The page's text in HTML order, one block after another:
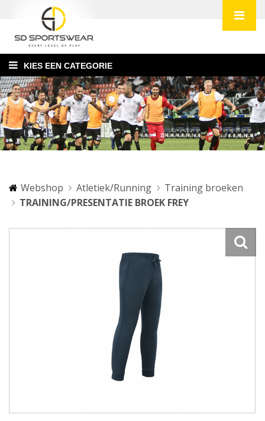
KIES EEN CATEGORIE
Webshop Atletiek/Running
Training broeken
TRAINING/PRESENTATIE BROEK FREY